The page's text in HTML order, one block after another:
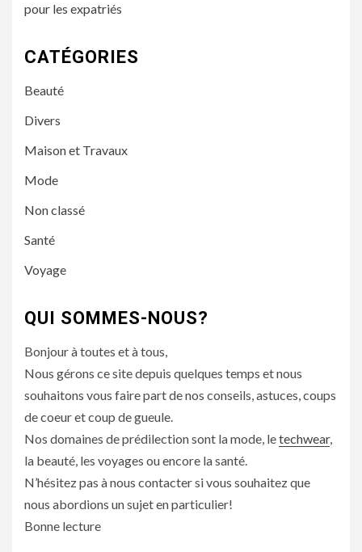
pour les expatriés
CATÉGORIES
Beauté
Divers
Maison et Travaux
Mode
Non classé
Santé
Voyage
QUI SOMMES-NOUS?
Bonjour à toutes et à tous,
Nous gérons ce site depuis quelques temps et nous
souhaitons vous faire part de nos conseils, astuces, coups
de coeur et coup de gueule.
Nos domaines de prédilection sont la mode, letechwear,
la beauté, les voyages ou encore la santé.
N’hésitez pas à nous contacter si vous souhaitez que
nous abordions un sujet en particulier!
Bonne lecture